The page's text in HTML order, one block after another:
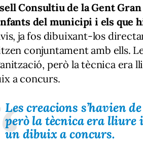
Consultiu de la Gent
del municipi i els que
ja fos dibuixant-los
conjuntament amb ells.
però la tècnica era
a concurs.
Les creacions s’havien
però la tècnica era lliure
un dibuix a concurs.